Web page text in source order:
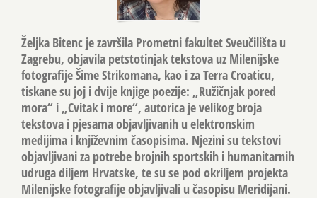
Željka Bitenc je završila Prometni fakultet Sveučilišta u
Zagrebu, objavila petstotinjak tekstova uz Milenijske
fotografije Šime Strikomana, kao i za Terra Croaticu,
tiskane su joj i dvije knjige poezije: „Ružičnjak pored
mora“ i „Cvitak i more“, autorica je velikog broja
tekstova i pjesama objavljivanih u elektronskim
medijima i književnim časopisima. Njezini su tekstovi
objavljivani za potrebe brojnih sportskih i humanitarnih
udruga diljem Hrvatske, te su se pod okriljem projekta
Milenijske fotografije objavljivali u časopisu Meridijani.